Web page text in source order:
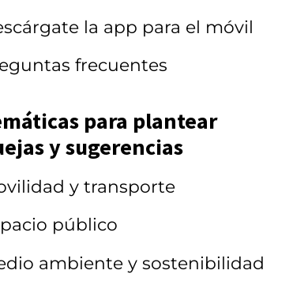
la app para el móvil
frecuentes
para plantear
y sugerencias
y transporte
público
ambiente y sostenibilidad